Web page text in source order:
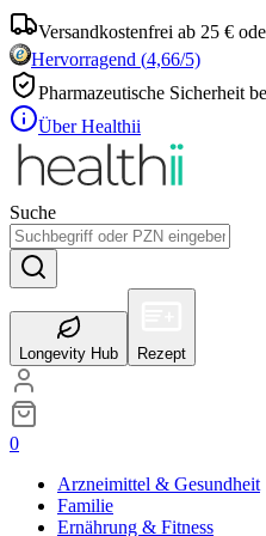
Versandkostenfrei ab 25 €
Hervorragend (4,66/5)
Pharmazeutische Sicherheit
Über Healthii
Suche
Longevity Hub Rezept
0
Arzneimittel & Gesundheit
Familie
Ernährung & Fitness